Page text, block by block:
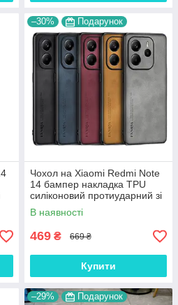
–30% Подарунок
Чохол на Xiaomi Redmi Note
14 бампер накладка TPU
силіконовий протиударний зі
шкіряною вставкою
"LEATHER"
В наявності
469 ₴ 669 ₴
Купити
–29% Подарунок